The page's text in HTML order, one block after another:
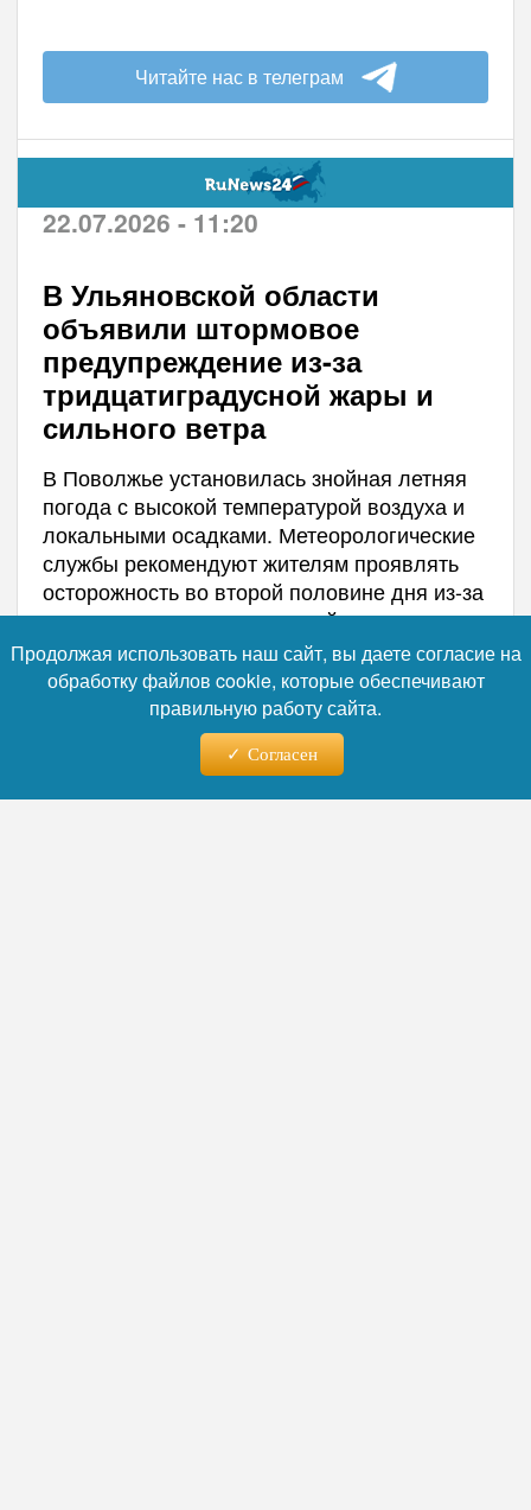
Читайте нас в телеграм
22.07.2026 - 11:20
В Ульяновской области
объявили штормовое
предупреждение из-за
тридцатиградусной жары и
сильного ветра
В Поволжье установилась знойная летняя
погода с высокой температурой воздуха и
локальными осадками. Метеорологические
службы рекомендуют жителям проявлять
осторожность во второй половине дня из-за
возможных резких изменений погодных
условий.
Продолжая использовать наш сайт, вы даете согласие на
обработку файлов cookie, которые обеспечивают
правильную работу сайта.
Согласен